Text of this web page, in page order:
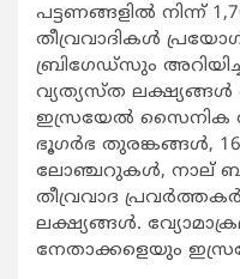
പട്ടണങ്ങളില്‍ നിന്ന്
തീവ്രവാദികള്‍
ബ്രിഗേഡ്സും
വ്യത്യസ്ത ലക്ഷ്യങ്ങള്‍
ഇസ്രയേല്‍ സൈനിക
ഭൂഗര്‍ഭ തുരങ്കങ്ങള്‍,
ലോഞ്ചറുകള്‍, നാല്
തീവ്രവാദ
ലക്ഷ്യങ്ങള്‍.
നേതാക്കളെയും